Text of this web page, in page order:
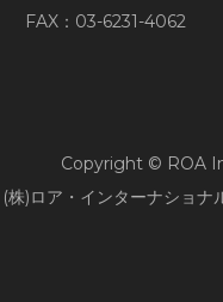
FAX：03-6231-4062
Copyright © ROA
(株)ロア・インターナショ